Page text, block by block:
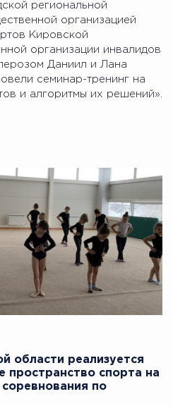
региональной
организацией
Кировской
организации инвалидов
Даниил и Лана
семинар-тренинг на
и алгоритмы их решений».
области реализуется
пространство спорта на
по